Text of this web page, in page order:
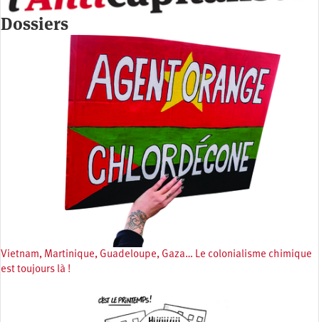
Dossiers
Vietnam, Martinique, Guadeloupe, Gaza… Le colonialisme chimique
est toujours là !